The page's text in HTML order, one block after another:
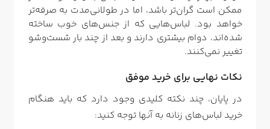
ممکن است گران‌تر باشد، اما در طولانی‌مدت به صرفه‌تر
خواهد بود. لباس‌هایی که از جنس‌های خوب ساخته
شده‌اند، دوام بیشتری دارند و بعد از چند بار شست‌وشو
تغییر نمی‌کنند.
نکات نهایی برای خرید موفق
در پایان، چند نکته کلیدی وجود دارد که باید هنگام
خرید لباس‌های زنانه به آنها توجه کنید: